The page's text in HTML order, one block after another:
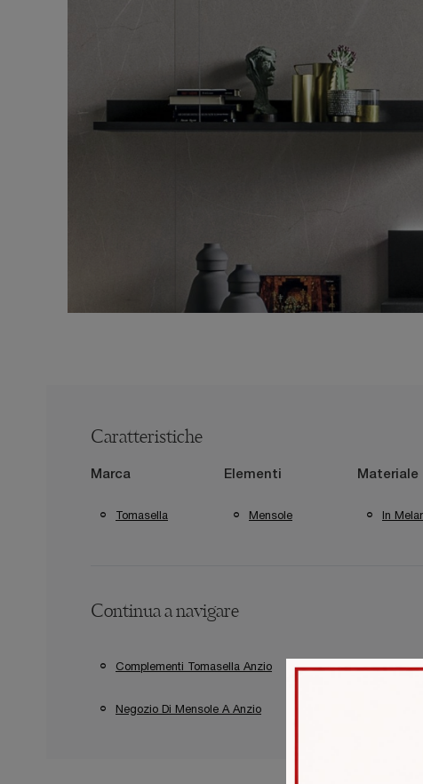
Caratteristiche
Marca
Tomasella
Elementi
Mensole
Materiale
In
Continua a navigare
Complementi Tomasella Anzio Complementi
Negozio Di Mensole A Anzio Negozio Di Mensole